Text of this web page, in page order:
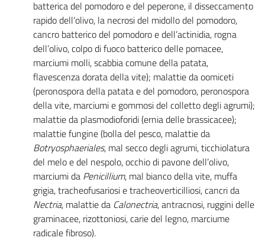
batterica del pomodoro e del peperone, il disseccamento
rapido dell’olivo, la necrosi del midollo del pomodoro,
cancro batterico del pomodoro e dell’actinidia, rogna
dell’olivo, colpo di fuoco batterico delle pomacee,
marciumi molli, scabbia comune della patata,
flavescenza dorata della vite); malattie da oomiceti
(peronospora della patata e del pomodoro, peronospora
della vite, marciumi e gommosi del colletto degli agrumi);
malattie da plasmodioforidi (ernia delle brassicacee);
malattie fungine (bolla del pesco, malattie da
Botryosphaeriales, mal secco degli agrumi, ticchiolatura
del melo e del nespolo, occhio di pavone dell’olivo,
marciumi da Penicillium, mal bianco della vite, muffa
grigia, tracheofusariosi e tracheoverticilliosi, cancri da
Nectria, malattie da Calonectria, antracnosi, ruggini delle
graminacee, rizottoniosi, carie del legno, marciume
radicale fibroso).